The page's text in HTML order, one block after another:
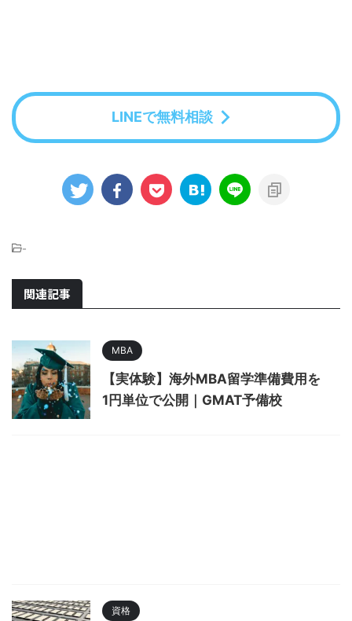
LINEで無料相談
-
関連記事
MBA
【実体験】海外MBA留学準備費用を
1円単位で公開｜GMAT予備校
資格